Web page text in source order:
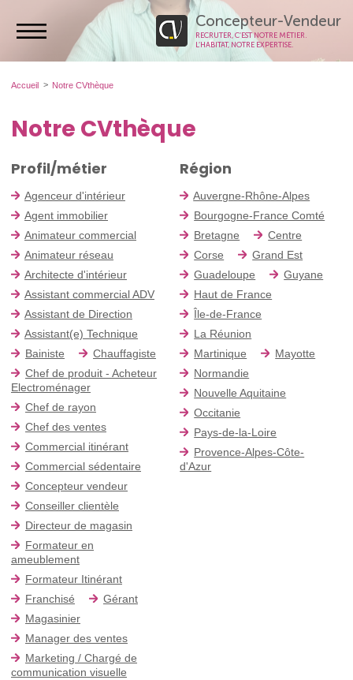
Concepteur-Vendeur
RECRUTER, C’EST NOTRE MÉTIER.
L’HABITAT, NOTRE EXPERTISE.
Accueil Notre CVthèque
Notre CVthèque
Profil/métier
Agenceur d'intérieur
Agent immobilier
Animateur commercial
Animateur réseau
Architecte d'intérieur
Assistant commercial ADV
Assistant de Direction
Assistant(e) Technique
Bainiste
Chauffagiste
Chef de produit - Acheteur
Electroménager
Chef de rayon
Chef des ventes
Commercial itinérant
Commercial sédentaire
Concepteur vendeur
Conseiller clientèle
Directeur de magasin
Formateur en
ameublement
Formateur Itinérant
Franchisé
Gérant
Magasinier
Manager des ventes
Marketing / Chargé de
communication visuelle
Région
Auvergne-Rhône-Alpes
Bourgogne-France Comté
Bretagne
Centre
Corse
Grand Est
Guadeloupe
Guyane
Haut de France
Île-de-France
La Réunion
Martinique
Mayotte
Normandie
Nouvelle Aquitaine
Occitanie
Pays-de-la-Loire
Provence-Alpes-Côte-
d'Azur